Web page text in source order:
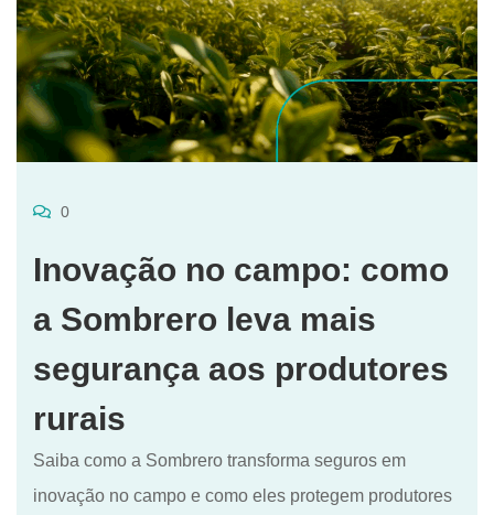
0
Inovação no campo: como
a Sombrero leva mais
segurança aos produtores
rurais
Saiba como a Sombrero transforma seguros em
inovação no campo e como eles protegem produtores